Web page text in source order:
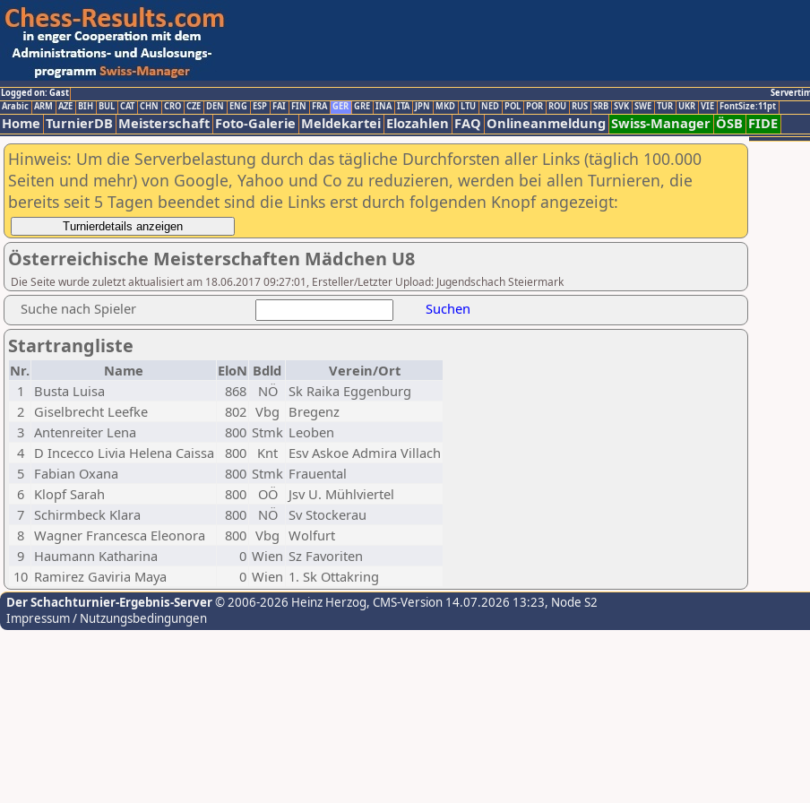
Logged on: Gast
Arabic ARM AZE BIH BUL CAT CHN CRO CZE DEN ENG ESP FAI FIN FRA GER GRE INA ITA JPN MKD LTU NED POL POR ROU RUS SRB SVK SWE TUR UKR VIE FontSize:11pt
Home TurnierDB Meisterschaft Foto-Galerie Meldekartei Elozahlen FAQ Onlineanmeldung Swiss-Manager ÖSB FIDE
Hinweis: Um die Serverbelastung durch das tägliche Durchforsten aller Links (täglich 100.000
Seiten und mehr) von Google, Yahoo und Co zu reduzieren, werden bei allen Turnieren, die
bereits seit 5 Tagen beendet sind die Links erst durch folgenden Knopf angezeigt:
Österreichische Meisterschaften Mädchen U8
Die Seite wurde zuletzt aktualisiert am 18.06.2017 09:27:01, Ersteller/Letzter Upload: Jugendschach Steiermark
Suche nach Spieler Suchen
Startrangliste
Nr. Name EloN Bdld
Verein/Ort
1
Busta Luisa 868 NÖ
Sk Raika Eggenburg
2
Giselbrecht Leefke 802 Vbg Bregenz
3 Antenreiter Lena 800 Stmk Leoben
4
D Incecco Livia Helena Caissa 800 Knt
Esv Askoe Admira Villach
5
Fabian Oxana 800 Stmk Frauental
6
Klopf Sarah 800 OÖ
Jsv U. Mühlviertel
7
Schirmbeck Klara 800 NÖ
Sv Stockerau
8 Wagner Francesca Eleonora 800 Vbg Wolfurt
9
Haumann Katharina 0 Wien Sz Favoriten
10 Ramirez Gaviria Maya 0 Wien 1. Sk Ottakring
Der Schachturnier-Ergebnis-Server© 2006-2026 Heinz Herzog, CMS-Version 14.07.2026 13:23, Node S2
Impressum / Nutzungsbedingungen